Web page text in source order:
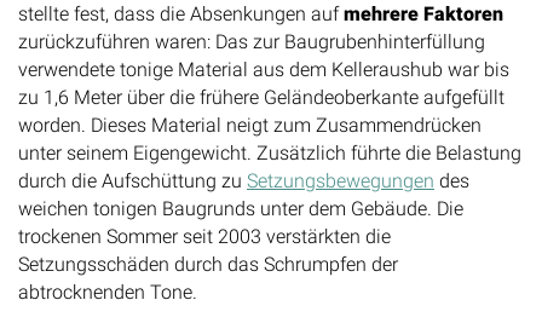
stellte fest, dass die Absenkungen aufmehrere Faktoren
zurückzuführen waren: Das zur Baugrubenhinterfüllung
verwendete tonige Material aus dem Kelleraushub war bis
zu 1,6 Meter über die frühere Geländeoberkante aufgefüllt
worden. Dieses Material neigt zum Zusammendrücken
unter seinem Eigengewicht. Zusätzlich führte die Belastung
durch die Aufschüttung zu Setzungsbewegungen des
weichen tonigen Baugrunds unter dem Gebäude. Die
trockenen Sommer seit 2003 verstärkten die
Setzungsschäden durch das Schrumpfen der
abtrocknenden Tone.